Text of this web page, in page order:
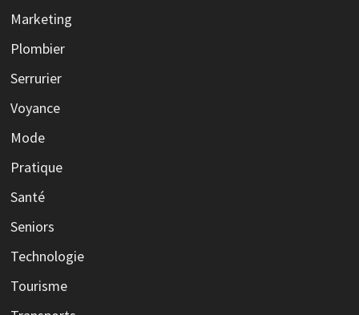
Marketing
Plombier
Serrurier
Voyance
Mode
Pratique
Santé
Seniors
Technologie
Tourisme